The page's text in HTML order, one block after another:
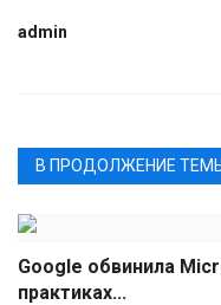
admin
В ПРОДОЛЖЕНИЕ
Google обвинила
практиках...